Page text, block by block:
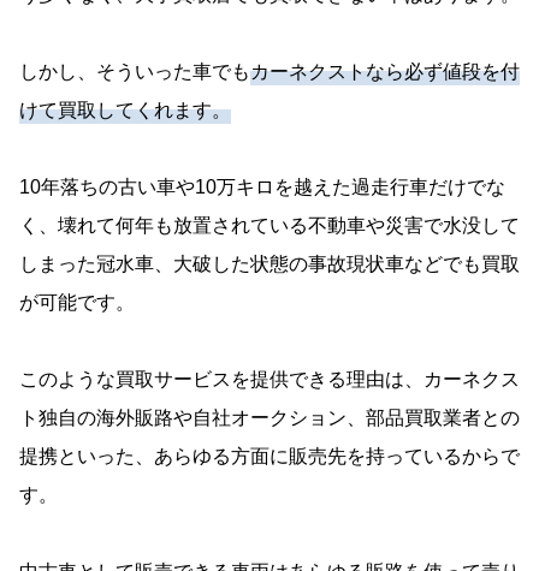
しかし、そういった車でもカーネクストなら必ず値段を付
けて買取してくれます。
10年落ちの古い車や10万キロを越えた過走行車だけでな
く、壊れて何年も放置されている不動車や災害で水没して
しまった冠水車、大破した状態の事故現状車などでも買取
が可能です。
このような買取サービスを提供できる理由は、カーネクス
ト独自の海外販路や自社オークション、部品買取業者との
提携といった、あらゆる方面に販売先を持っているからで
す。